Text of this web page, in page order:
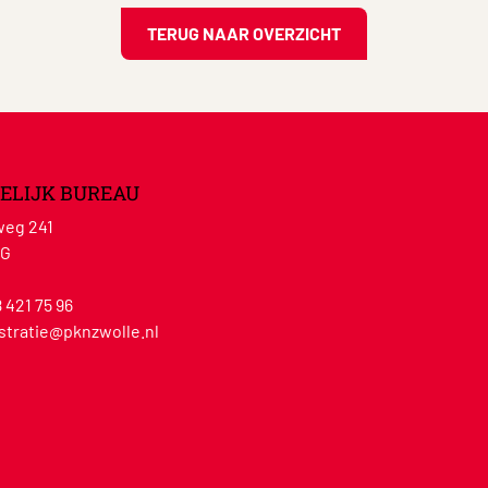
TERUG NAAR OVERZICHT
BUREAU
241
75 96